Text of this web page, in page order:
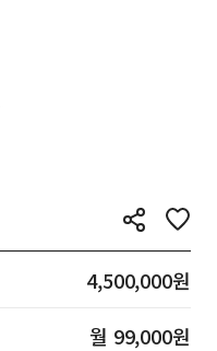
4,500,000원
월 99,000원